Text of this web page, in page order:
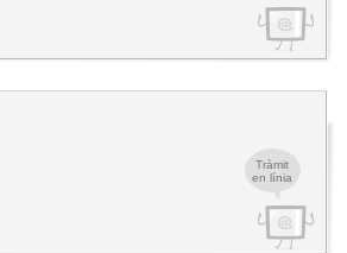
Tràmit
en línia